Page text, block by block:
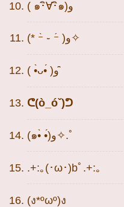
(* ｰ̀ ֊ ｰ́ )و✧
( •̀ᴗ•́ )و ̑̑
ᕦ(ò_óˇ)ᕤ
(๑•̀ •́)و✧.ﾟ
.+:｡(･ω･)bﾟ.+:｡
(ง*ºωº)ง